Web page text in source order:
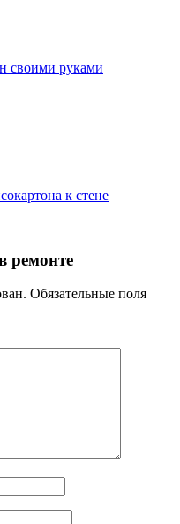
своими руками
к стене
ремонте
Обязательные поля